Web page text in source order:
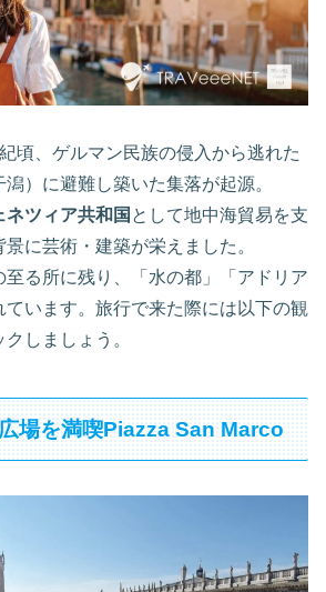
頃、ゲルマン民族の侵入から逃れた
）に避難し築いた集落が起源。
ネツィア共和国 として地中海貿易を支
に芸術・建築が栄えました。
至る所に残り、「水の都」「アドリア
います。旅行で来た際には以下の観
しましょう。
場を満喫Piazza San Marco